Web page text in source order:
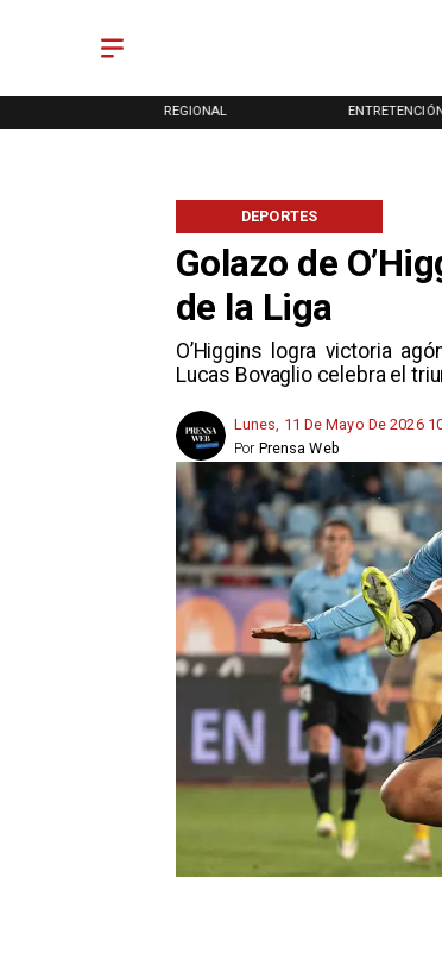
REGIONAL ENTRETENCIÓN
Golazo de
de la Liga
O’Higgins logra victoria
Lucas Bovaglio celebra el
DEPORTES
Lunes, 11 De Mayo De 2026
Prensa Web
Por